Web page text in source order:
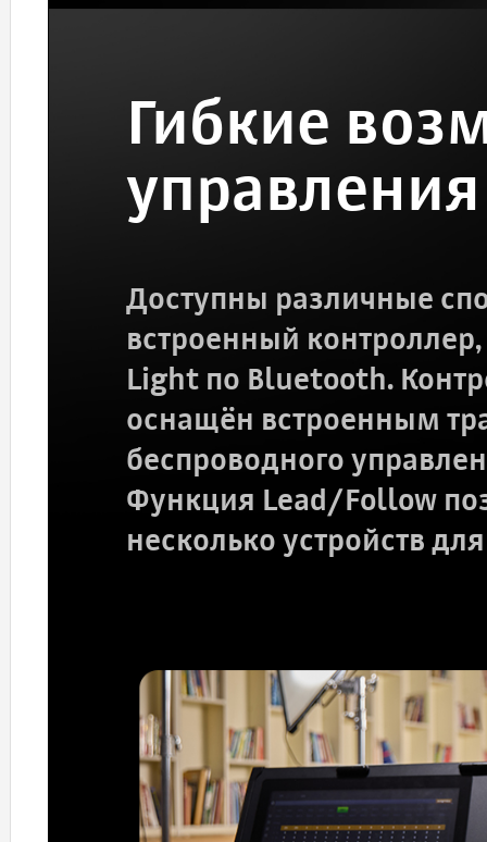
Гибкие
управления
Доступны различные
встроенный
Light по Bluetooth.
оснащён встроенным
беспроводного
Функция Lead/Follow
несколько устройств